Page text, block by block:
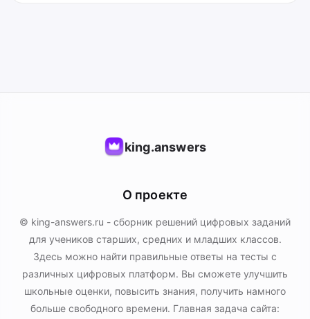
king.answers
О проекте
© king-answers.ru - сборник решений цифровых заданий
для учеников старших, средних и младших классов.
Здесь можно найти правильные ответы на тесты с
различных цифровых платформ. Вы сможете улучшить
школьные оценки, повысить знания, получить намного
больше свободного времени. Главная задача сайта: